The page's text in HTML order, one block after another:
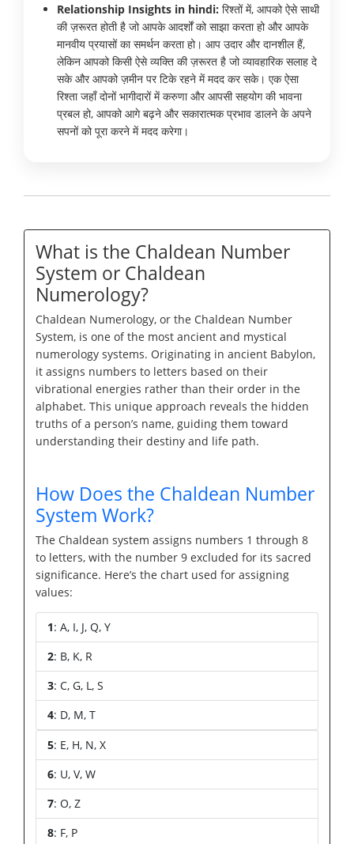
Relationship Insights in hindi: रिश्तों में, आपको ऐसे साथी
की ज़रूरत होती है जो आपके आदर्शों को साझा करता हो और आपके
मानवीय प्रयासों का समर्थन करता हो। आप उदार और दानशील हैं,
लेकिन आपको किसी ऐसे व्यक्ति की ज़रूरत है जो व्यावहारिक सलाह दे
सके और आपको ज़मीन पर टिके रहने में मदद कर सके। एक ऐसा
रिश्ता जहाँ दोनों भागीदारों में करुणा और आपसी सहयोग की भावना
प्रबल हो, आपको आगे बढ़ने और सकारात्मक प्रभाव डालने के अपने
सपनों को पूरा करने में मदद करेगा।
What is the Chaldean Number
System or Chaldean
Numerology?
Chaldean Numerology, or the Chaldean Number
System, is one of the most ancient and mystical
numerology systems. Originating in ancient Babylon,
it assigns numbers to letters based on their
vibrational energies rather than their order in the
alphabet. This unique approach reveals the hidden
truths of a person’s name, guiding them toward
understanding their destiny and life path.
How Does the Chaldean Number
System Work?
The Chaldean system assigns numbers 1 through 8
to letters, with the number 9 excluded for its sacred
significance. Here’s the chart used for assigning
values:
1: A, I, J, Q, Y
2: B, K, R
3: C, G, L, S
4: D, M, T
5: E, H, N, X
6: U, V, W
7: O, Z
8: F, P